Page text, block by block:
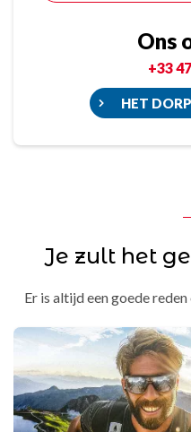
Ons
+33
HET
Je zult het
Er is altijd een goede